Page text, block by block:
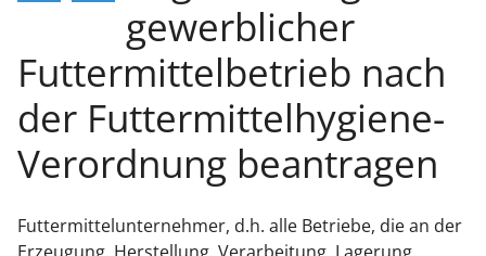
gewerblicher
Futtermittelbetrieb nach
der Futtermittelhygiene-
Verordnung beantragen
Futtermittelunternehmer, d.h. alle Betriebe, die an der